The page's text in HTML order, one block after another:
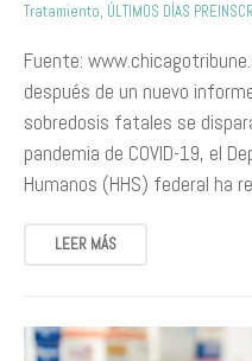
Tratamiento, ÚLTIMOS DÍAS
Fuente:
después de un nuevo
sobredosis fatales se
pandemia de COVID-19, el
Humanos (HHS) federal ha
LEER MÁS